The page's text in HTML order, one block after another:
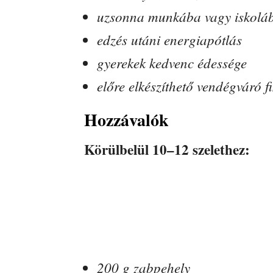
uzsonna munkába vagy
edzés utáni energiapótlás
gyerekek kedvenc édessége
előre elkészíthető vendégváró
Hozzávalók
Körülbelül 10–12 szelethez:
200 g zabpehely